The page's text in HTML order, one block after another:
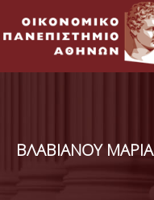
ΒΛΑΒΙΑΝΟΥ ΜΑΡΙΑ